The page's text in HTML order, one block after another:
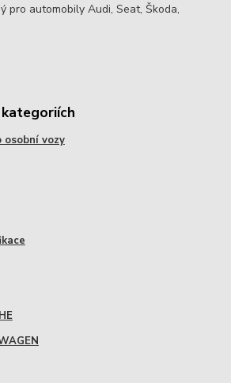
pro automobily Audi, Seat, Škoda,
osobní vozy